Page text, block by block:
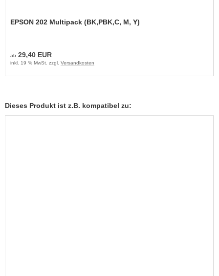
EPSON 202 Multipack (BK,PBK,C, M, Y)
ab 29,40 EUR
inkl. 19 % MwSt. zzgl. Versandkosten
Dieses Produkt ist z.B. kompatibel zu: